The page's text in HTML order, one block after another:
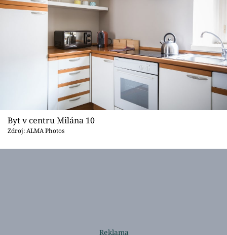
Byt v centru Milána 10
Zdroj: ALMA Photos